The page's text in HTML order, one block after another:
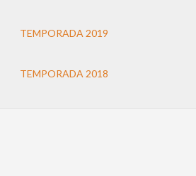
TEMPORADA 2019
TEMPORADA 2018